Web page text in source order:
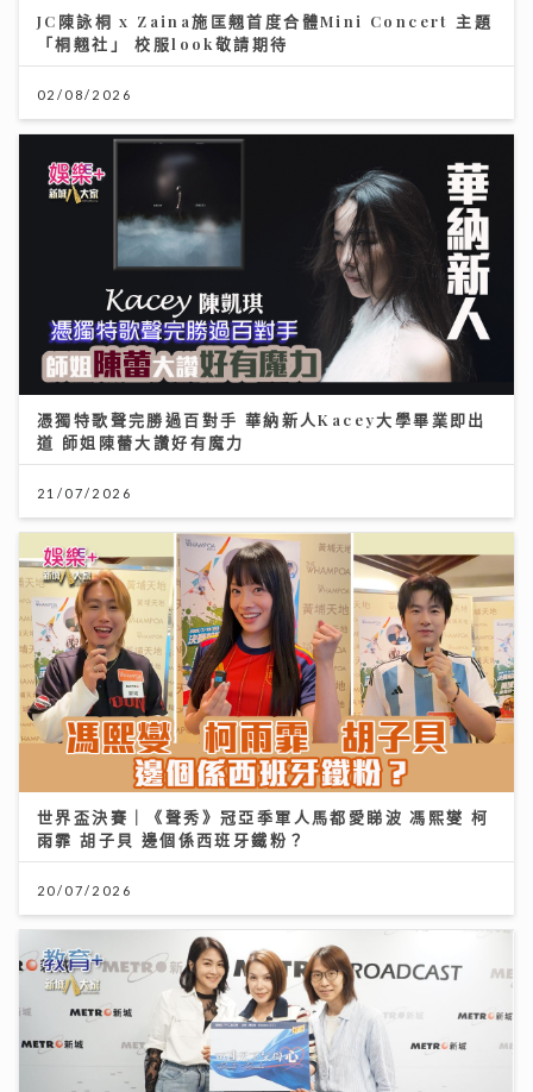
JC陳詠桐 x Zaina施匡翹首度合體Mini Concert 主題
「桐翹社」 校服look敬請期待
02/08/2026
憑獨特歌聲完勝過百對手 華納新人Kacey大學畢業即出
道 師姐陳蕾大讚好有魔力
21/07/2026
世界盃決賽｜《聲秀》冠亞季軍人馬都愛睇波 馮熙燮 柯
雨霏 胡子貝 邊個係西班牙鐵粉？
20/07/2026